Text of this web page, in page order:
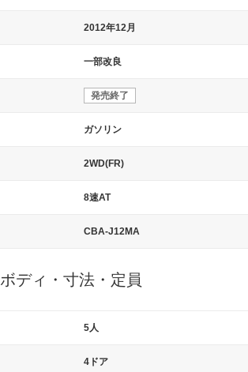
2012年12月
一部改良
発売終了
ガソリン
2WD(FR)
8速AT
CBA-J12MA
ボディ・寸法・定員
5人
4ドア